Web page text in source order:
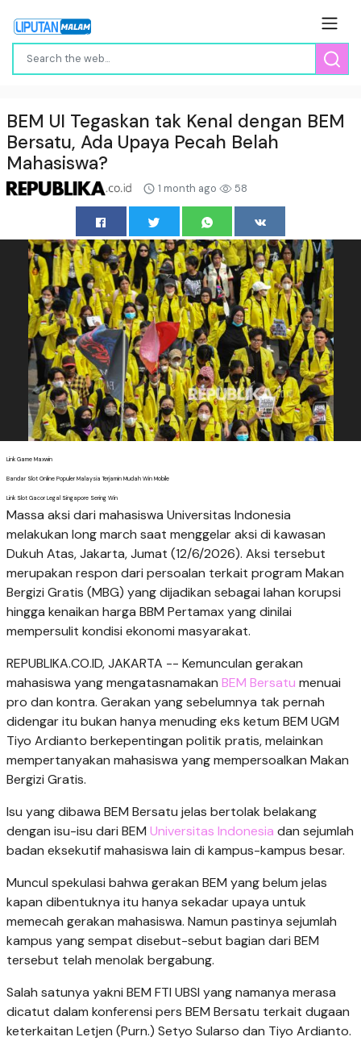
BEM UI Tegaskan tak Kenal dengan BEM
Bersatu, Ada Upaya Pecah Belah
Mahasiswa?
1 month ago 58
Link Game Maxwin
Bandar Slot Online Populer Malaysia Terjamin Mudah Win Mobile
Link Slot Gacor Legal Singapore Sering Win
Massa aksi dari mahasiswa Universitas Indonesia
melakukan long march saat menggelar aksi di kawasan
Dukuh Atas, Jakarta, Jumat (12/6/2026). Aksi tersebut
merupakan respon dari persoalan terkait program Makan
Bergizi Gratis (MBG) yang dijadikan sebagai lahan korupsi
hingga kenaikan harga BBM Pertamax yang dinilai
mempersulit kondisi ekonomi masyarakat.
REPUBLIKA.CO.ID, JAKARTA -- Kemunculan gerakan
mahasiswa yang mengatasnamakan BEM Bersatu menuai
pro dan kontra. Gerakan yang sebelumnya tak pernah
didengar itu bukan hanya menuding eks ketum BEM UGM
Tiyo Ardianto berkepentingan politik pratis, melainkan
mempertanyakan mahasiswa yang mempersoalkan Makan
Bergizi Gratis.
Isu yang dibawa BEM Bersatu jelas bertolak belakang
dengan isu-isu dari BEM Universitas Indonesia dan sejumlah
badan eksekutif mahasiswa lain di kampus-kampus besar.
Muncul spekulasi bahwa gerakan BEM yang belum jelas
kapan dibentuknya itu hanya sekadar upaya untuk
memecah gerakan mahasiswa. Namun pastinya sejumlah
kampus yang sempat disebut-sebut bagian dari BEM
tersebut telah menolak bergabung.
Salah satunya yakni BEM FTI UBSI yang namanya merasa
dicatut dalam konferensi pers BEM Bersatu terkait dugaan
keterkaitan Letjen (Purn.) Setyo Sularso dan Tiyo Ardianto.